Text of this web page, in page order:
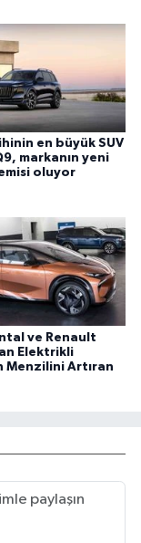
en büyük SUV
markanın yeni
oluyor
ve Renault
Elektrikli
Menzilini Artıran